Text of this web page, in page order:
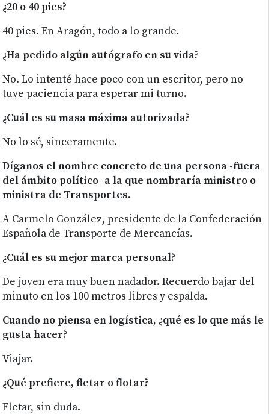
¿20 o 40 pies?
40 pies. En Aragón, todo a lo grande.
¿Ha pedido algún autógrafo en su vida?
No. Lo intenté hace poco con un escritor, pero no
tuve paciencia para esperar mi turno.
¿Cuál es su masa máxima autorizada?
No lo sé, sinceramente.
Díganos el nombre concreto de una persona -fuera
del ámbito político- a la que nombraría ministro o
ministra de Transportes.
A Carmelo González, presidente de la Confederación
Española de Transporte de Mercancías.
¿Cuál es su mejor marca personal?
De joven era muy buen nadador. Recuerdo bajar del
minuto en los 100 metros libres y espalda.
Cuando no piensa en logística, ¿qué es lo que más le
gusta hacer?
Viajar.
¿Qué prefiere, fletar o flotar?
Fletar, sin duda.